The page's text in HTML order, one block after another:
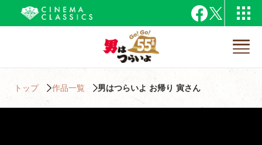
トップ 作品一覧 男はつらいよ お帰り 寅さん